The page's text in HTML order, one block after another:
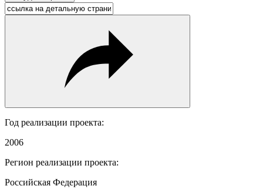
Год реализации проекта:
2006
Регион реализации проекта:
Российская Федерация